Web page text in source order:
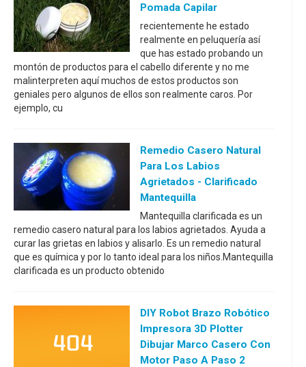
Pomada Capilar
recientemente he estado
realmente en peluquería así
que has estado probando un
montón de productos para el cabello diferente y no me
malinterpreten aquí muchos de estos productos son
geniales pero algunos de ellos son realmente caros. Por
ejemplo, cu
Remedio Casero Natural
Para Los Labios
Agrietados - Clarificado
Mantequilla
Mantequilla clarificada es un
remedio casero natural para los labios agrietados. Ayuda a
curar las grietas en labios y alisarlo. Es un remedio natural
que es química y por lo tanto ideal para los niños.Mantequilla
clarificada es un producto obtenido
DIY Robot Brazo Robótico
Impresora 3D Plotter
Dibujar Marco Casero Con
Motor Paso A Paso 2